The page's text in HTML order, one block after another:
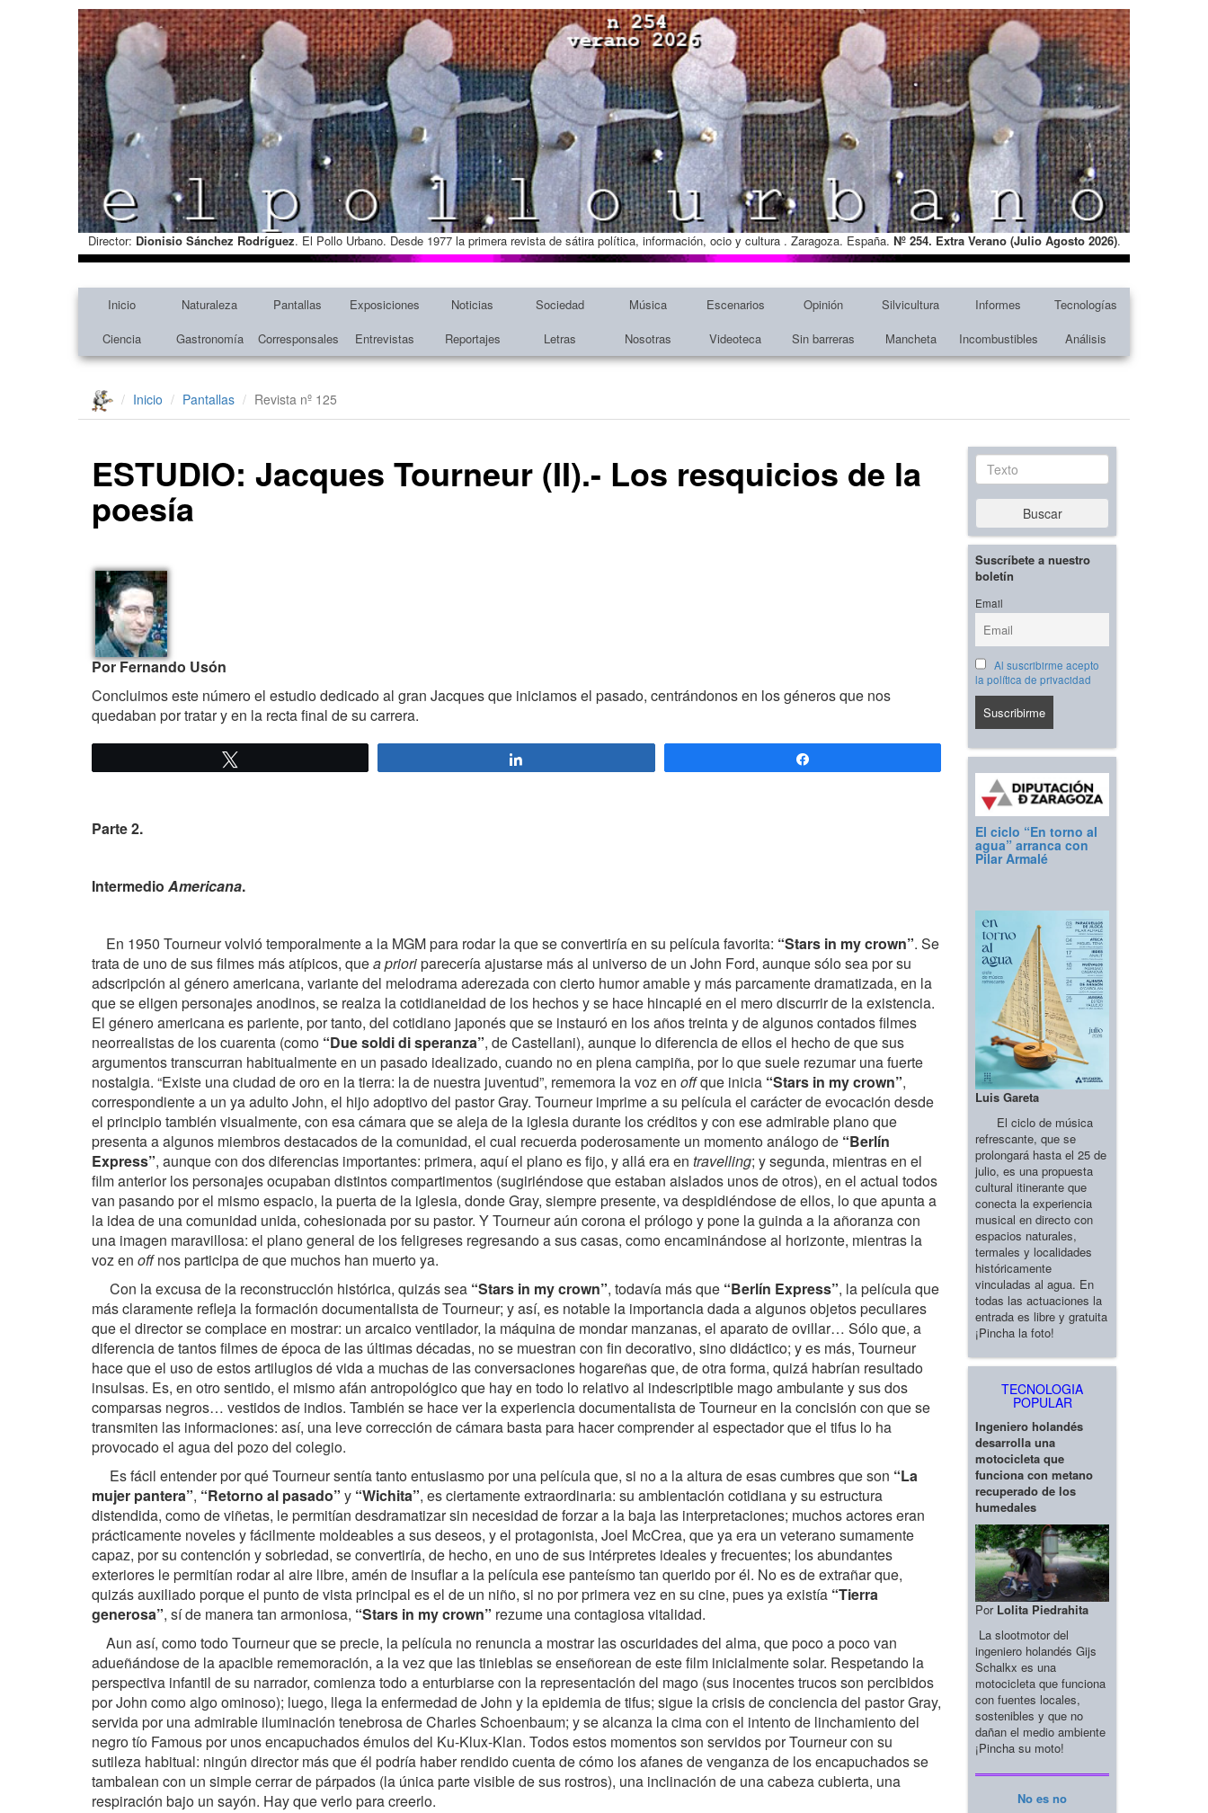
Director: Dionisio Sánchez Rodríguez. El Pollo Urbano. Desde 1977 la primera revista de sátira política, información, ocio y cultura . Zaragoza. España. Nº 254. Extra Verano (Julio Agosto 2026).
Inicio Naturaleza Pantallas Exposiciones Noticias Sociedad Música Escenarios Opinión Silvicultura Informes
Tecnologías
Ciencia
Gastronomía Corresponsales Entrevistas Reportajes Letras Nosotras Videoteca Sin barreras Mancheta Incombustibles Análisis
Inicio Pantallas Revista nº 125
ESTUDIO: Jacques Tourneur (II).- Los resquicios de la
poesía
PorFernando Usón
Concluimos este número el estudio dedicado al gran Jacques que iniciamos el pasado, centrándonos en los géneros que nos
quedaban por tratar y en la recta final de su carrera.
Parte 2.
Intermedio Americana.
En 1950 Tourneur volvió temporalmente a la MGM para rodar la que se convertiría en su película favorita: “Stars in my crown”. Se
trata de uno de sus filmes más atípicos, quea prioriparecería ajustarse más al universo de un John Ford, aunque sólo sea por su
adscripción al género americana, variante del melodrama aderezada con cierto humor amable y más parcamente dramatizada, en la
que se eligen personajes anodinos, se realza la cotidianeidad de los hechos y se hace hincapié en el mero discurrir de la existencia.
El género americana es pariente, por tanto, del cotidiano japonés que se instauró en los años treinta y de algunos contados filmes
neorrealistas de los cuarenta (como “Due soldi di speranza”, de Castellani), aunque lo diferencia de ellos el hecho de que sus
argumentos transcurran habitualmente en un pasado idealizado, cuando no en plena campiña, por lo que suele rezumar una fuerte
nostalgia. “Existe una ciudad de oro en la tierra: la de nuestra juventud”, rememora la voz en offque inicia “Stars in my crown”,
correspondiente a un ya adulto John, el hijo adoptivo del pastor Gray. Tourneur imprime a su película el carácter de evocación desde
el principio también visualmente, con esa cámara que se aleja de la iglesia durante los créditos y con ese admirable plano que
presenta a algunos miembros destacados de la comunidad, el cual recuerda poderosamente un momento análogo de “Berlín
Express”, aunque con dos diferencias importantes: primera, aquí el plano es fijo, y allá era en travelling; y segunda, mientras en el
film anterior los personajes ocupaban distintos compartimentos (sugiriéndose que estaban aislados unos de otros), en el actual todos
van pasando por el mismo espacio, la puerta de la iglesia, donde Gray, siempre presente, va despidiéndose de ellos, lo que apunta a
la idea de una comunidad unida, cohesionada por su pastor. Y Tourneur aún corona el prólogo y pone la guinda a la añoranza con
una imagen maravillosa: el plano general de los feligreses regresando a sus casas, como encaminándose al horizonte, mientras la
voz en offnos participa de que muchos han muerto ya.
Con la excusa de la reconstrucción histórica, quizás sea “Stars in my crown”, todavía más que “Berlín Express”, la película que
más claramente refleja la formación documentalista de Tourneur; y así, es notable la importancia dada a algunos objetos peculiares
que el director se complace en mostrar: un arcaico ventilador, la máquina de mondar manzanas, el aparato de ovillar… Sólo que, a
diferencia de tantos filmes de época de las últimas décadas, no se muestran con fin decorativo, sino didáctico; y es más, Tourneur
hace que el uso de estos artilugios dé vida a muchas de las conversaciones hogareñas que, de otra forma, quizá habrían resultado
insulsas. Es, en otro sentido, el mismo afán antropológico que hay en todo lo relativo al indescriptible mago ambulante y sus dos
comparsas negros… vestidos de indios. También se hace ver la experiencia documentalista de Tourneur en la concisión con que se
transmiten las informaciones: así, una leve corrección de cámara basta para hacer comprender al espectador que el tifus lo ha
provocado el agua del pozo del colegio.
Es fácil entender por qué Tourneur sentía tanto entusiasmo por una película que, si no a la altura de esas cumbres que son “La
mujer pantera”, “Retorno al pasado” y “Wichita”, es ciertamente extraordinaria: su ambientación cotidiana y su estructura
distendida, como de viñetas, le permitían desdramatizar sin necesidad de forzar a la baja las interpretaciones; muchos actores eran
prácticamente noveles y fácilmente moldeables a sus deseos, y el protagonista, Joel McCrea, que ya era un veterano sumamente
capaz, por su contención y sobriedad, se convertiría, de hecho, en uno de sus intérpretes ideales y frecuentes; los abundantes
exteriores le permitían rodar al aire libre, amén de insuflar a la película ese panteísmo tan querido por él. No es de extrañar que,
quizás auxiliado porque el punto de vista principal es el de un niño, si no por primera vez en su cine, pues ya existía “Tierra
generosa”, sí de manera tan armoniosa, “Stars in my crown” rezume una contagiosa vitalidad.
Aun así, como todo Tourneur que se precie, la película no renuncia a mostrar las oscuridades del alma, que poco a poco van
adueñándose de la apacible rememoración, a la vez que las tinieblas se enseñorean de este film inicialmente solar. Respetando la
perspectiva infantil de su narrador, comienza todo a enturbiarse con la representación del mago (sus inocentes trucos son percibidos
por John como algo ominoso); luego, llega la enfermedad de John y la epidemia de tifus; sigue la crisis de conciencia del pastor Gray,
servida por una admirable iluminación tenebrosa de Charles Schoenbaum; y se alcanza la cima con el intento de linchamiento del
negro tío Famous por unos encapuchados émulos del Ku-Klux-Klan. Todos estos momentos son servidos por Tourneur con su
sutileza habitual: ningún director más que él podría haber rendido cuenta de cómo los afanes de venganza de los encapuchados se
tambalean con un simple cerrar de párpados (la única parte visible de sus rostros), una inclinación de una cabeza cubierta, una
respiración bajo un sayón. Hay que verlo para creerlo.
Texto
Buscar
Suscríbete a nuestro
boletín
Email
Al suscribirme acepto
la política de privacidad
El ciclo “En torno al
agua” arranca con
Pilar Armalé
Luis Gareta
El ciclo de música
refrescante, que se
prolongará hasta el 25 de
julio, es una propuesta
cultural itinerante que
conecta la experiencia
musical en directo con
espacios naturales,
termales y localidades
históricamente
vinculadas al agua. En
todas las actuaciones la
entrada es libre y gratuita
¡Pincha la foto!
TECNOLOGIA
POPULAR
Ingeniero holandés
desarrolla una
motocicleta que
funciona con metano
recuperado de los
humedales
Por Lolita Piedrahita
La slootmotor del
ingeniero holandés Gijs
Schalkx es una
motocicleta que funciona
con fuentes locales,
sostenibles y que no
dañan el medio ambiente
¡Pincha su moto!
No es no